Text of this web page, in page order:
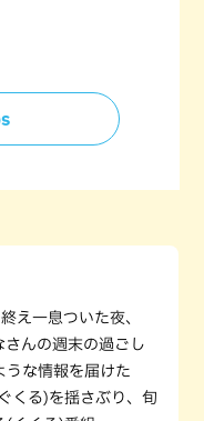
え一息ついた夜、
さんの週末の過ごし
うな情報を届けた
くる)を揺さぶり、旬